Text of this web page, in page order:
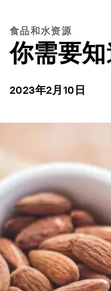
食品和水资源
你需要
2023年2月10日